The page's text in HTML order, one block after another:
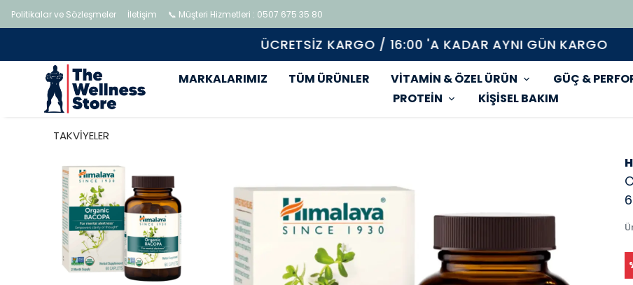
Politikalar ve Sözleşmeler İletişim 📞 Müşteri Hizmetleri : 0507 675 35 80
Tüm ürünlerde geçerli %15 indirim
MARKALARIMIZ TÜM ÜRÜNLER VİTAMİN & ÖZEL ÜRÜN GÜÇ &
PROTEİN
KİŞİSEL BAKIM
TAKVİYELER